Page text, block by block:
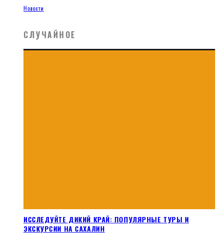
Новости
СЛУЧАЙНОЕ
ИССЛЕДУЙТЕ ДИКИЙ КРАЙ: ПОПУЛЯРНЫЕ ТУРЫ И
ЭКСКУРСИИ НА САХАЛИН